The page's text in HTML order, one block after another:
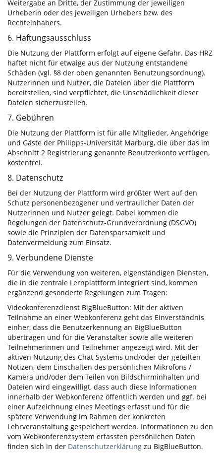
Weitergabe an Dritte, der Zustimmung der jeweiligen
Urheberin oder des jeweiligen Urhebers bzw. des
Rechteinhabers.
6. Haftungsausschluss
Die Nutzung der Plattform erfolgt auf eigene Gefahr. Das HRZ
haftet nicht für etwaige aus der Nutzung entstandene
Schäden (vgl. §8 der oben genannten Benutzungsordnung).
Nutzerinnen und Nutzer, die Dateien über die Plattform
bereitstellen, sind verpflichtet, die Unschädlichkeit dieser
Dateien sicherzustellen.
7. Gebühren
Die Nutzung der Plattform ist für alle Mitglieder, Angehörige
und Gäste der Philipps-Universität Marburg, die über das im
Abschnitt 2 Registrierung genannte Benutzerkonto verfügen,
kostenfrei.
8. Datenschutz
Bei der Nutzung der Plattform wird größter Wert auf den
Schutz personenbezogener und vertraulicher Daten der
Nutzerinnen und Nutzer gelegt. Dabei kommen die
Regelungen der Datenschutz-Grundverordnung (DSGVO)
sowie die Prinzipien der Datensparsamkeit und
Datenvermeidung zum Einsatz.
9. Verbundene Dienste
Für die Verwendung von weiteren, eigenständigen Diensten,
die in die zentrale Lernplattform integriert sind, kommen
ergänzend gesonderte Regelungen zum Tragen:
Videokonferenzdienst BigBlueButton: Mit der aktiven
Teilnahme an einer Webkonferenz geht das Einverständnis
einher, dass die Benutzerkennung an BigBlueButton
übertragen und für die Veranstalter sowie alle weiteren
Teilnehmerinnen und Teilnehmer angezeigt wird. Mit der
aktiven Nutzung des Chat-Systems und/oder der geteilten
Notizen, dem Einschalten des persönlichen Mikrofons /
Kamera und/oder dem Teilen von Bildschirminhalten und
Dateien wird eingewilligt, dass auch diese Informationen
innerhalb der Webkonferenz öffentlich werden und ggf. bei
einer Aufzeichnung eines Meetings erfasst und für die
spätere Verwendung im Rahmen der konkreten
Lehrveranstaltung gespeichert werden. Informationen zu den
vom Webkonferenzsystem erfassten persönlichen Daten
finden sich in der Datenschutzerklärung zu BigBlueButton.